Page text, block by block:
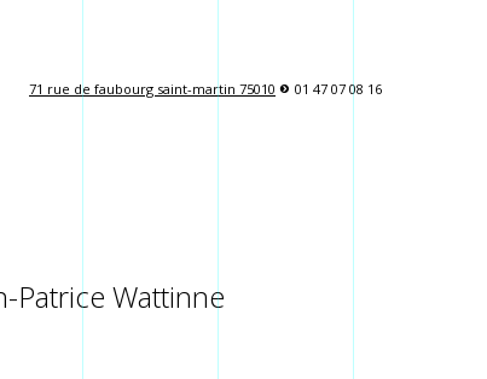
71 rue de faubourg saint-martin 75010 s 01 47 07 08 16
Patrice Wattinne